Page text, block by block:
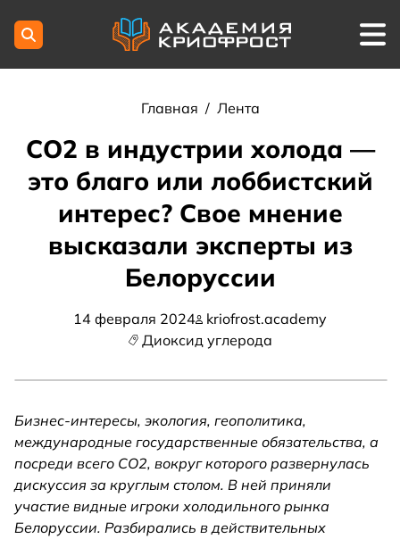
Главная / Лента
СО2 в индустрии холода —
это благо или лоббистский
интерес? Свое мнение
высказали эксперты из
Белоруссии
14 февраля 2024
kriofrost.academy
Диоксид углерода
Бизнес-интересы, экология, геополитика,
международные государственные обязательства, а
посреди всего СО2, вокруг которого развернулась
дискуссия за круглым столом. В ней приняли
участие видные игроки холодильного рынка
Белоруссии. Разбирались в действительных